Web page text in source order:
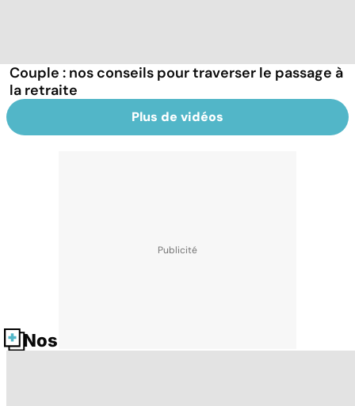
Couple : nos conseils pour traverser le passage à
la retraite
Plus de vidéos
Nos fiches santé